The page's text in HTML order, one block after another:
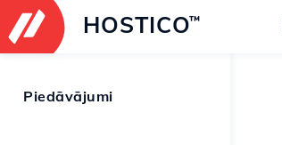
HOSTICO™
Piedāvājumi